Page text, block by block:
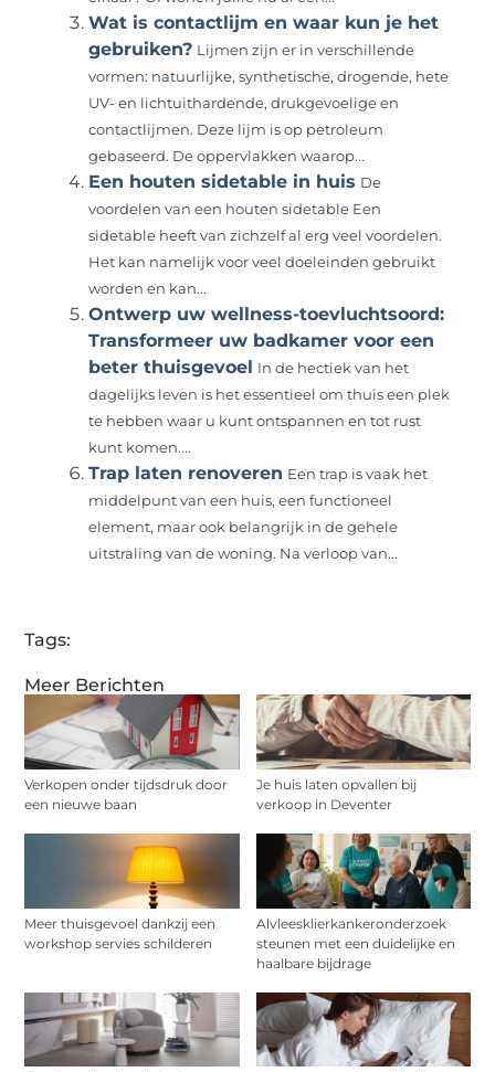
Meer Berichten
Verkopen onder tijdsdruk door
een nieuwe baan
Je huis laten opvallen bij
verkoop in Deventer
Meer thuisgevoel dankzij een
workshop servies schilderen
Alvleesklierkankeronderzoek
steunen met een duidelijke en
haalbare bijdrage
Wat is contactlijm en waar kun je het
gebruiken? Lijmen zijn er in verschillende
vormen: natuurlijke, synthetische, drogende, hete
UV- en lichtuithardende, drukgevoelige en
contactlijmen. Deze lijm is op petroleum
gebaseerd. De oppervlakken waarop...
Een houten sidetable in huis De
voordelen van een houten sidetable Een
sidetable heeft van zichzelf al erg veel voordelen.
Het kan namelijk voor veel doeleinden gebruikt
worden en kan...
Ontwerp uw wellness-toevluchtsoord:
Transformeer uw badkamer voor een
beter thuisgevoel In de hectiek van het
dagelijks leven is het essentieel om thuis een plek
te hebben waar u kunt ontspannen en tot rust
kunt komen....
Trap laten renoveren Een trap is vaak het
middelpunt van een huis, een functioneel
element, maar ook belangrijk in de gehele
uitstraling van de woning. Na verloop van...
Tags: